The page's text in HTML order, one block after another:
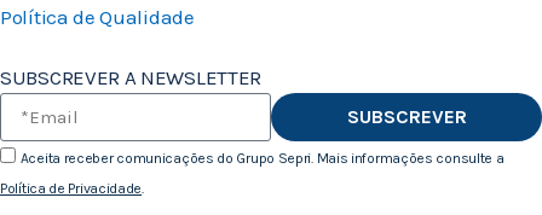
Política de Qualidade
SUBSCREVER A NEWSLETTER
Aceita receber comunicações do Grupo Sepri. Mais informações consulte a
Política de Privacidade
SUBSCREVER